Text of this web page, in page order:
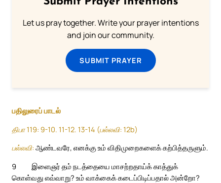
Let us pray together. Write your prayer intentions
and join our community.
SUBMIT PRAYER
பதிலுரைப் பாடல்
திபா 119: 9-10. 11-12. 13-14 (பல்லவி: 12b)
பல்லவி: ஆண்டவரே, எனக்கு உம் விதிமுறைகளைக் கற்பித்தருளும்.
9
இளைஞர் தம் நடத்தையை மாசற்றதாய்க் காத்துக்
கொள்வது எவ்வாறு? உம் வாக்கைக் கடைப்பிடிப்பதால் அன்றோ?